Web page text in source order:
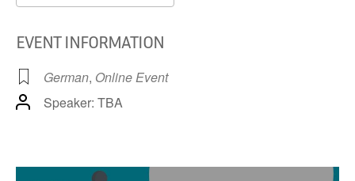
EVENT INFORMATION
German, Online Event
Speaker: TBA